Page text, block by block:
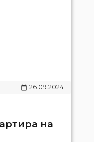
26.09.2024
на